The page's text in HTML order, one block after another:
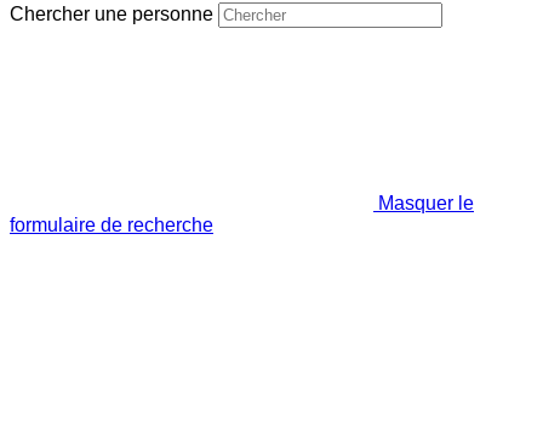
Chercher une personne
Masquer le
formulaire de recherche